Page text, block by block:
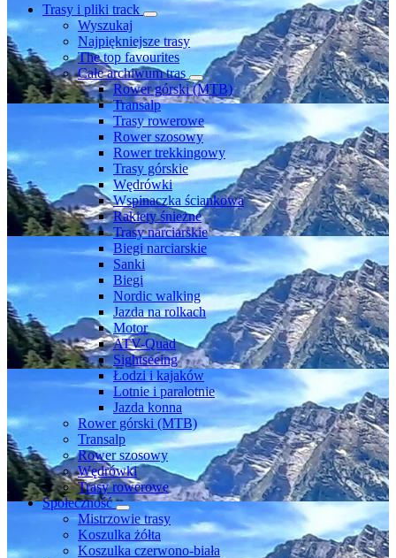
Trasy i pliki track
Wyszukaj
Najpiękniejsze trasy
The top favourites
Całe archiwum tras
Rower górski (MTB)
Transalp
Trasy rowerowe
Rower szosowy
Rower trekkingowy
Trasy górskie
Wędrówki
Wspinaczka ściankowa
Rakiety śnieżne
Trasy narciarskie
Biegi narciarskie
Sanki
Biegi
Nordic walking
Jazda na rolkach
Motor
ATV-Quad
Sightseeing
Łodzi i kajaków
Lotnie i paralotnie
Jazda konna
Rower górski (MTB)
Transalp
Rower szosowy
Wędrówki
Trasy rowerowe
Społeczność
Mistrzowie trasy
Koszulka żółta
Koszulka czerwono-biała